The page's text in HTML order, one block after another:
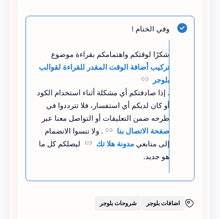
}
<style>
#وقت-القراءة {
font-size: 14px;
color: #222222;
margin-bottom: 10px;
padding: 0 20px;
وفي الختام !
شكرًا لوقتكم واهتمامكم بقراءة موضوع
تركيب أضافة الوقت المقدر للقراءة لقوالب
بلوجر
. إذا صادفتكم أي مشكلة أثناء استخدام الكود
أو كان لديكم أي استفسار، فلا تترددوا في
طرحه ضمن التعليقات أو التواصل معنا عبر
صفحة الاتصال بنا
. ولا تنسوا الانضمام
إلى متابعي مدونة هلا تك
ليصلكم كل ما
هو جديد.
اضافات بلوجر شروحات بلوجر